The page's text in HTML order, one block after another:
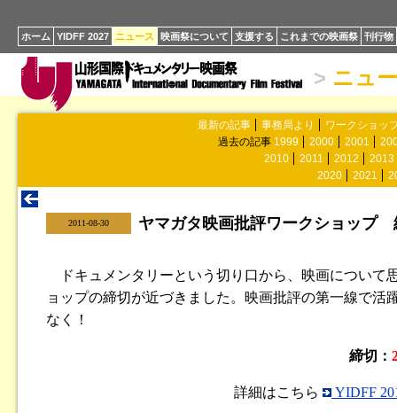
ホーム YIDFF 2027 ニュース 映画祭について 支援する これまでの映画祭 刊行物
> ニュ
最新の記事 事務局より
ワークショッ
過去の記事 1999 2000 2001
2010
2011 2012
2013
2020
2021
2011-08-30 ヤマガタ映画批評ワークショップ
ドキュメンタリーという切り口から、映画について
ョップの締切が近づきました。映画批評の第一線で
なく！
締切：
詳細はこちら YIDFF